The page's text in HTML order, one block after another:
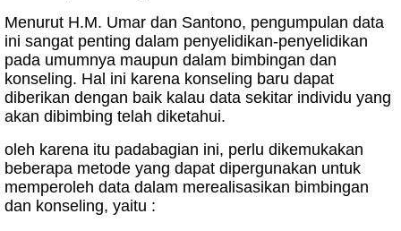
Menurut H.M. Umar dan Santono, pengumpulan data
ini sangat penting dalam penyelidikan-penyelidikan
pada umumnya maupun dalam bimbingan dan
konseling. Hal ini karena konseling baru dapat
diberikan dengan baik kalau data sekitar individu yang
akan dibimbing telah diketahui.
oleh karena itu padabagian ini, perlu dikemukakan
beberapa metode yang dapat dipergunakan untuk
memperoleh data dalam merealisasikan bimbingan
dan konseling, yaitu :